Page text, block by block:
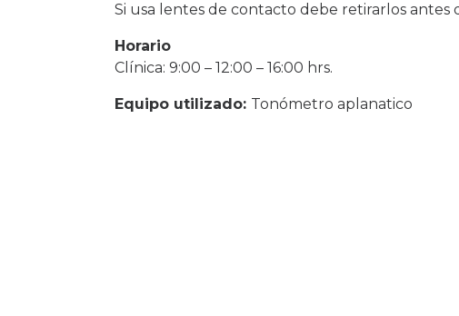
Si usa lentes de contacto debe retirarlos antes
Horario
Clínica: 9:00 – 12:00 – 16:00 hrs.
Equipo utilizado: Tonómetro aplanatico